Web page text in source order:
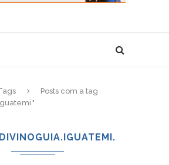
Posts com a tag